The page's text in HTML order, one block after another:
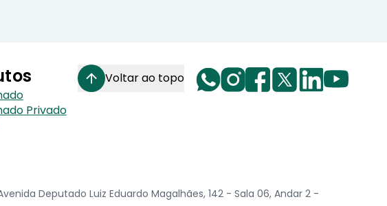
Privado
Voltar ao topo
Deputado Luiz Eduardo Magalhães, 142 - Sala 06, Andar 2 -